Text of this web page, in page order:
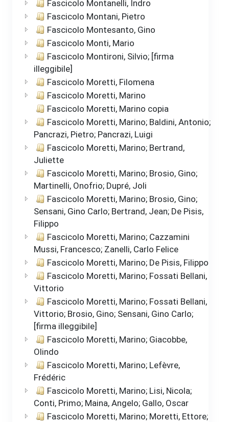
Fascicolo Montanelli, Indro
Fascicolo Montani, Pietro
Fascicolo Montesanto, Gino
Fascicolo Monti, Mario
Fascicolo Montironi, Silvio; [firma
illeggibile]
Fascicolo Moretti, Filomena
Fascicolo Moretti, Marino
Fascicolo Moretti, Marino copia
Fascicolo Moretti, Marino; Baldini, Antonio;
Pancrazi, Pietro; Pancrazi, Luigi
Fascicolo Moretti, Marino; Bertrand,
Juliette
Fascicolo Moretti, Marino; Brosio, Gino;
Martinelli, Onofrio; Dupré, Joli
Fascicolo Moretti, Marino; Brosio, Gino;
Sensani, Gino Carlo; Bertrand, Jean; De Pisis,
Filippo
Fascicolo Moretti, Marino; Cazzamini
Mussi, Francesco; Zanelli, Carlo Felice
Fascicolo Moretti, Marino; De Pisis, Filippo
Fascicolo Moretti, Marino; Fossati Bellani,
Vittorio
Fascicolo Moretti, Marino; Fossati Bellani,
Vittorio; Brosio, Gino; Sensani, Gino Carlo;
[firma illeggibile]
Fascicolo Moretti, Marino; Giacobbe,
Olindo
Fascicolo Moretti, Marino; Lefèvre,
Frédéric
Fascicolo Moretti, Marino; Lisi, Nicola;
Conti, Primo; Maina, Angelo; Gallo, Oscar
Fascicolo Moretti, Marino; Moretti, Ettore;